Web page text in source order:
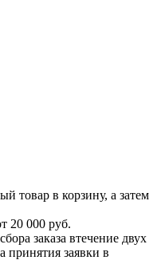
товар в корзину, а затем
20 000 руб.
заказа втечение двух
принятия заявки в